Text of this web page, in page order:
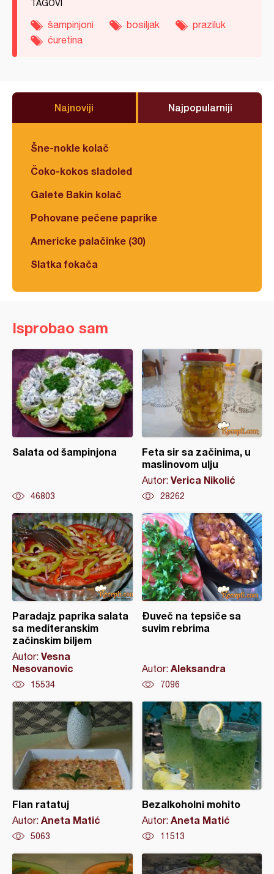
TAGOVI
šampinjoni bosiljak
praziluk
ćuretina
Najnoviji Najpopularniji
Šne-nokle kolač
Čoko-kokos sladoled
Galete Bakin kolač
Pohovane pečene paprike
Americke palačinke (30)
Slatka fokača
Isprobao sam
Salata od šampinjona
46803
Feta sir sa začinima, u
maslinovom ulju
Autor: Verica Nikolić
28262
Paradajz paprika salata
sa mediteranskim
začinskim biljem
Autor: Vesna
Nesovanovic
15534
Ðuveč na tepsiče sa
suvim rebrima
Autor: Aleksandra
7096
Flan ratatuj
Autor: Aneta Matić
5063
Bezalkoholni mohito
Autor: Aneta Matić
11513